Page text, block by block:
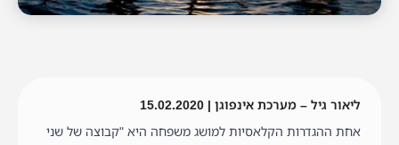
ליאור גיל – מערכת אינפוגן | 15.02.2020
אחת ההגדרות הקלאסיות למושג משפחה היא "קבוצה של שני